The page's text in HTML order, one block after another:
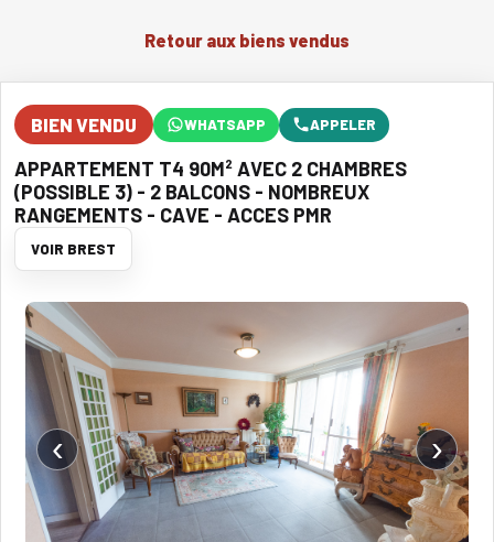
Retour aux biens vendus
BIEN VENDU WHATSAPP APPELER
APPARTEMENT T4 90M² AVEC 2 CHAMBRES
(POSSIBLE 3) - 2 BALCONS - NOMBREUX
RANGEMENTS - CAVE - ACCES PMR
VOIR BREST
‹ ›